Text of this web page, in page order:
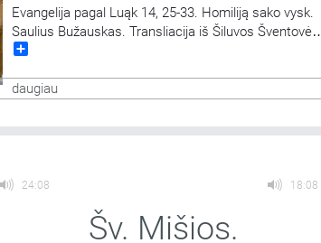
Evangelija pagal Luąk 14, 25-33. Homiliją sako vysk.
Saulius Bužauskas. Transliacija iš Šiluvos Šventovės
aikštės. Didieji Švč. Mergelės Marijos Gimimo atlaidai.
daugiau
24:08 18:08
Šv. Mišios.